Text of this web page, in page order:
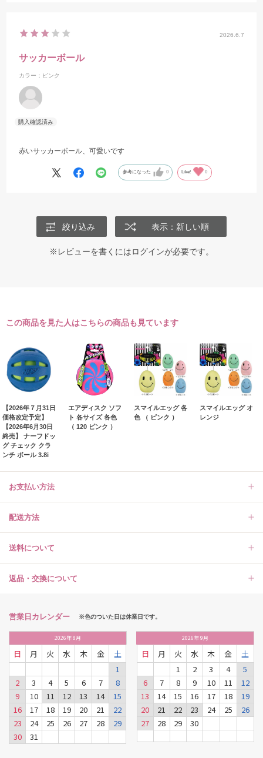
2026.6.7
サッカーボール
カラー：ピンク
赤いサッカーボール、可愛いです
参考になった 0 Like! 0
絞り込み 表示：新しい順
※レビューを書くにはログインが必要です。
この商品を見た人はこちらの商品も見ています
【2026年７月31日
価格改定予定】
【2026年6月30日
終売】 ナーフドッ
グ チェック クラ
ンチ ボール 3.8i
エアディスク ソフ
ト 各サイズ 各色
（ 120 ピンク ）
スマイルエッグ 各
色 （ ピンク ）
スマイルエッグ オ
レンジ
お支払い方法
配送方法
送料について
返品・交換について
営業日カレンダー ※色のついた日は休業日です。
2026年8月
日 月 火 水 木 金
土
1
2
3 4 5 6 7
8
9
10 11 12 13 14
15
16
17 18 19 20 21
22
23
24 25 26 27 28
29
30
31
2026年9月
日 月 火 水 木 金
土
1
2 3 4
5
6
7 8 9 10 11
12
13
14 15 16 17 18
19
20
21 22 23 24 25
26
27
28 29 30